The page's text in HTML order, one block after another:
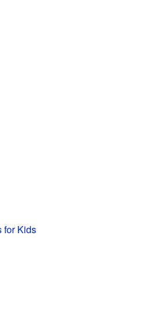
for Kids